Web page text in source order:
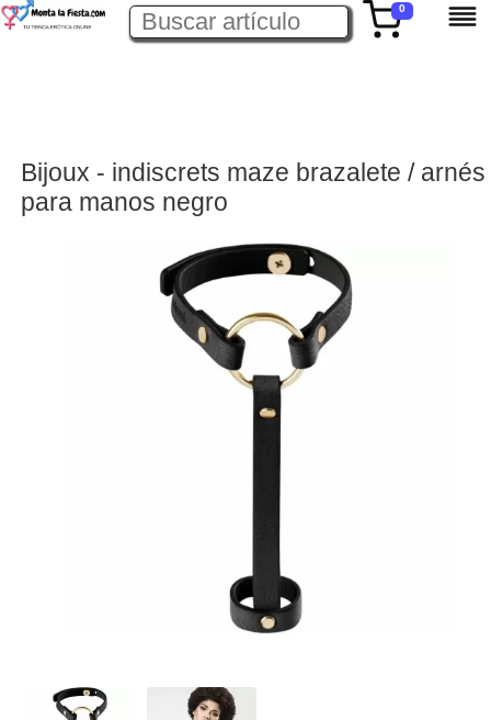
0
Bijoux - indiscrets maze brazalete / arnés
para manos negro